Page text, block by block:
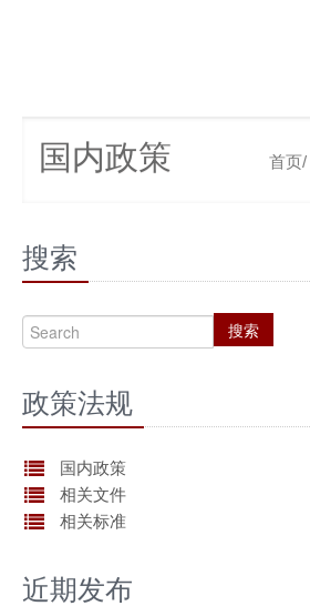
关于我们
新闻资讯
产品技术
联系我们
国内政策 首页/
搜索
搜索
政策法规
国内政策
相关文件
相关标准
近期发布